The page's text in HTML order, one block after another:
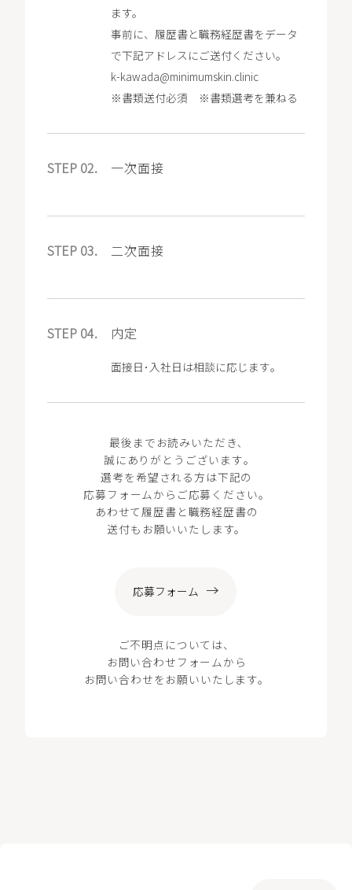
ます。
事前に、履歴書と職務経歴書をデータ
で下記アドレスにご送付ください。
k-kawada@minimumskin.clinic
※書類送付必須 ※書類選考を兼ねる
STEP 02. 一次面接
STEP 03. 二次面接
STEP 04. 内定
面接日･入社日は相談に応じます｡
最後までお読みいただき､
誠にありがとうございます｡
選考を希望される方は下記の
応募フォームからご応募ください。
あわせて履歴書と職務経歴書の
送付もお願いいたします。
応募フォーム
ご不明点については、
お問い合わせフォームから
お問い合わせをお願いいたします。